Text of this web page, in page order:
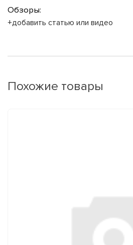
Обзоры:
+добавить статью или видео
Похожие товары